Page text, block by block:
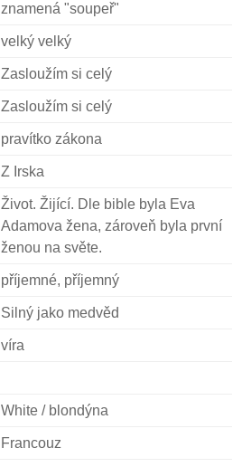
znamená "soupeř"
velký velký
Zasloužím si celý
Zasloužím si celý
pravítko zákona
Z Irska
Život. Žijící. Dle bible byla Eva
Adamova žena, zároveň byla první
ženou na světe.
příjemné, příjemný
Silný jako medvěd
víra
White / blondýna
Francouz